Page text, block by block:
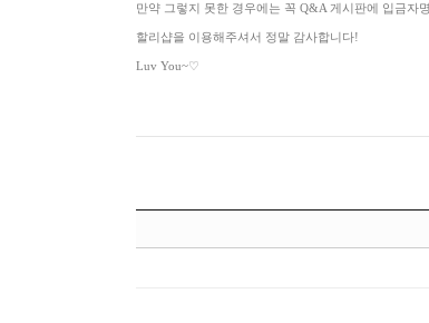
만약 그렇지 못한 경우에는 꼭 Q&A 게시판에 입금자
할리샵을 이용해주셔서 정말 감사합니다!
Luv You~♡